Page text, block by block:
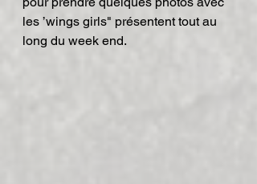
les ’wings girls" présentent tout au
long du week end.